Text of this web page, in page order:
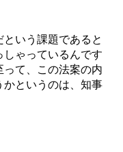
いう課題であると
ゃっているんです
て、この法案の内
というのは、知事